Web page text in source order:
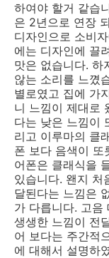
하여야 할거 같습
은 2년으로 연장
디자인으로 소비
에는 디자인에 끌
맛은 없습니다. 하
않는 소리를 느꼈
별로였고 집에 가
니 느낌이 제대로
다는 낮은 느낌이
리고 이루마의 클
폰 보다 음색이 또
어폰은 클래식을
있습니다. 왠지 처
달된다는 느낌은
가 다릅니다. 고음
생생한 느낌이 전
어 보다는 주간적
에 대해서 설명하